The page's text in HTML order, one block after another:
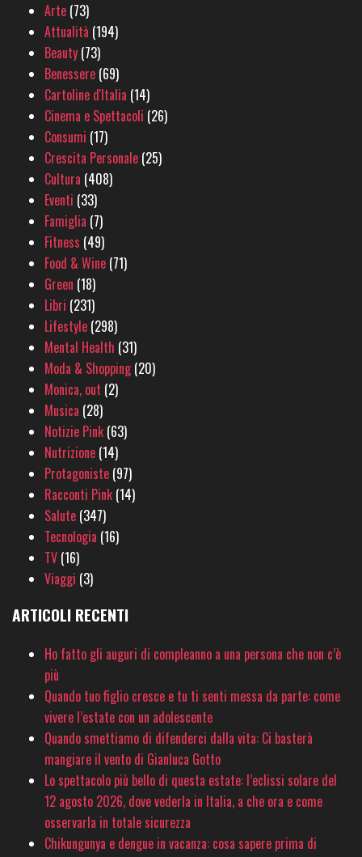
Arte (73)
Attualità (194)
Beauty (73)
Benessere (69)
Cartoline d'Italia (14)
Cinema e Spettacoli (26)
Consumi (17)
Crescita Personale (25)
Cultura (408)
Eventi (33)
Famiglia (7)
Fitness (49)
Food & Wine (71)
Green (18)
Libri (231)
Lifestyle (298)
Mental Health (31)
Moda & Shopping(20)
Monica, out (2)
Musica (28)
Notizie Pink (63)
Nutrizione (14)
Protagoniste (97)
Racconti Pink (14)
Salute (347)
Tecnologia (16)
TV (16)
Viaggi (3)
ARTICOLI RECENTI
Ho fatto gli auguri di compleanno a una persona che non c’è
più
Quando tuo figlio cresce e tu ti senti messa da parte: come
vivere l’estate con un adolescente
Quando smettiamo di difenderci dalla vita: Ci basterà
mangiare il vento di Gianluca Gotto
Lo spettacolo più bello di questa estate: l’eclissi solare del
12 agosto 2026, dove vederla in Italia, a che ora e come
osservarla in totale sicurezza
Chikungunya e dengue in vacanza: cosa sapere prima di